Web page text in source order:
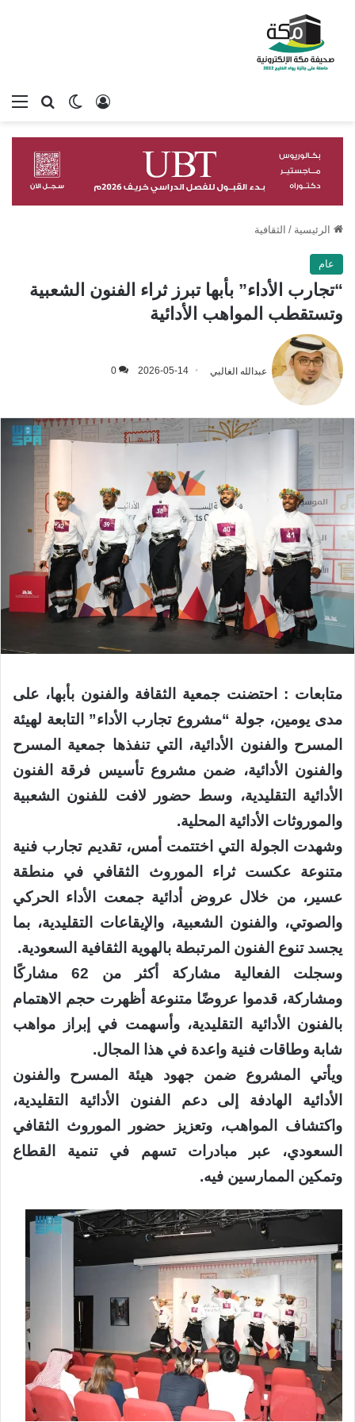
بحثالوضع
تسجيل الدخول
الرئيسية / الثقافية
عام
“تجارب الأداء” بأبها تبرز ثراء الفنون الشعبية
وتستقطب المواهب الأدائية
عبدالله الغالبي 2026-05-14
0
متابعات : احتضنت جمعية الثقافة والفنون بأبها، على
مدى يومين، جولة “مشروع تجارب الأداء” التابعة لهيئة
المسرح والفنون الأدائية، التي تنفذها جمعية المسرح
والفنون الأدائية، ضمن مشروع تأسيس فرقة الفنون
الأدائية التقليدية، وسط حضور لافت للفنون الشعبية
والموروثات الأدائية المحلية.
وشهدت الجولة التي اختتمت أمس، تقديم تجارب فنية
متنوعة عكست ثراء الموروث الثقافي في منطقة
عسير، من خلال عروض أدائية جمعت الأداء الحركي
والصوتي، والفنون الشعبية، والإيقاعات التقليدية، بما
يجسد تنوع الفنون المرتبطة بالهوية الثقافية السعودية.
وسجلت الفعالية مشاركة أكثر من 62 مشاركًا
ومشاركة، قدموا عروضًا متنوعة أظهرت حجم الاهتمام
بالفنون الأدائية التقليدية، وأسهمت في إبراز مواهب
شابة وطاقات فنية واعدة في هذا المجال.
ويأتي المشروع ضمن جهود هيئة المسرح والفنون
الأدائية الهادفة إلى دعم الفنون الأدائية التقليدية،
واكتشاف المواهب، وتعزيز حضور الموروث الثقافي
السعودي، عبر مبادرات تسهم في تنمية القطاع
وتمكين الممارسين فيه.